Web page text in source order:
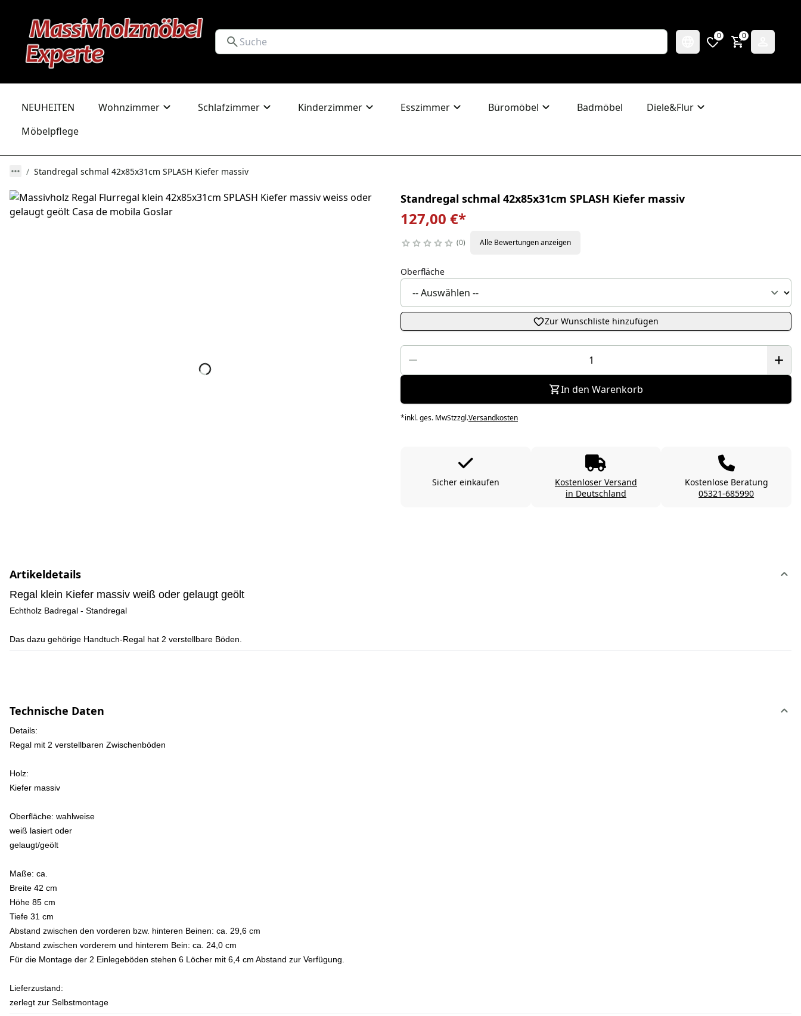
0 0
NEUHEITEN Wohnzimmer Schlafzimmer Kinderzimmer Esszimmer Büromöbel Badmöbel
Diele&Flur
Möbelpflege
Standregal schmal 42x85x31cm SPLASH Kiefer massiv
Standregal schmal 42x85x31cm SPLASH Kiefer massiv
127,00 €*
0 Alle Bewertungen anzeigen
Oberfläche
Zur Wunschliste hinzufügen
In den Warenkorb
*inkl. ges. MwStzzgl.Versandkosten
Sicher einkaufen
Kostenloser Versand
in Deutschland
Kostenlose Beratung
05321-685990
Artikeldetails
Regal klein Kiefer massiv weiß oder gelaugt geölt
Echtholz Badregal - Standregal
Das dazu gehörige Handtuch-Regal hat 2 verstellbare Böden.
Technische Daten
Details:
Regal mit 2 verstellbaren Zwischenböden
Holz:
Kiefer massiv
Oberfläche: wahlweise
weiß lasiert oder
gelaugt/geölt
Maße: ca.
Breite 42 cm
Höhe 85 cm
Tiefe 31 cm
Abstand zwischen den vorderen bzw. hinteren Beinen: ca. 29,6 cm
Abstand zwischen vorderem und hinterem Bein: ca. 24,0 cm
Für die Montage der 2 Einlegeböden stehen 6 Löcher mit 6,4 cm Abstand zur Verfügung.
Lieferzustand:
zerlegt zur Selbstmontage